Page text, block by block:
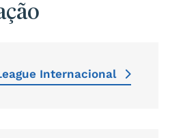
Internacional